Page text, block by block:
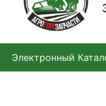
Электронный